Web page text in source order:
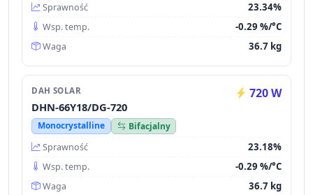
Sprawność
23.34%
Wsp. temp. -0.29 %/°C
Waga 36.7 kg
DAH SOLAR 720 W
DHN-66Y18/DG-720
Monocrystalline
Bifacjalny
Sprawność
23.18%
Wsp. temp. -0.29 %/°C
Waga 36.7 kg